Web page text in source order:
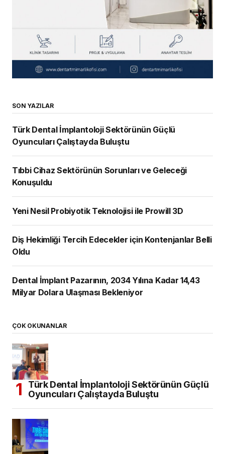
SON YAZILAR
Türk Dental İmplantoloji Sektörünün Güçlü
Oyuncuları Çalıştayda Buluştu
Tıbbi Cihaz Sektörünün Sorunları ve Geleceği
Konuşuldu
Yeni Nesil Probiyotik Teknolojisi ile Prowill 3D
Diş Hekimliği Tercih Edecekler için Kontenjanlar Belli
Oldu
Dental İmplant Pazarının, 2034 Yılına Kadar 14,43
Milyar Dolara Ulaşması Bekleniyor
ÇOK OKUNANLAR
Türk Dental İmplantoloji Sektörünün Güçlü
Oyuncuları Çalıştayda Buluştu